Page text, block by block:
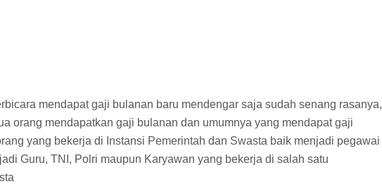
mendapat gaji bulanan baru mendengar saja sudah senang rasanya,
orang mendapatkan gaji bulanan dan umumnya yang mendapat gaji
yang bekerja di Instansi Pemerintah dan Swasta baik menjadi pegawai
Guru, TNI, Polri maupun Karyawan yang bekerja di salah satu